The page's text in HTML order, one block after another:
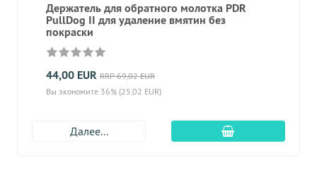
Держатель для обратного молотка PDR
PullDog II для удаление вмятин без
покраски
44,00 EUR RRP 69,02 EUR
Вы экономите 36% (25,02 EUR)
Далее... Добавить в